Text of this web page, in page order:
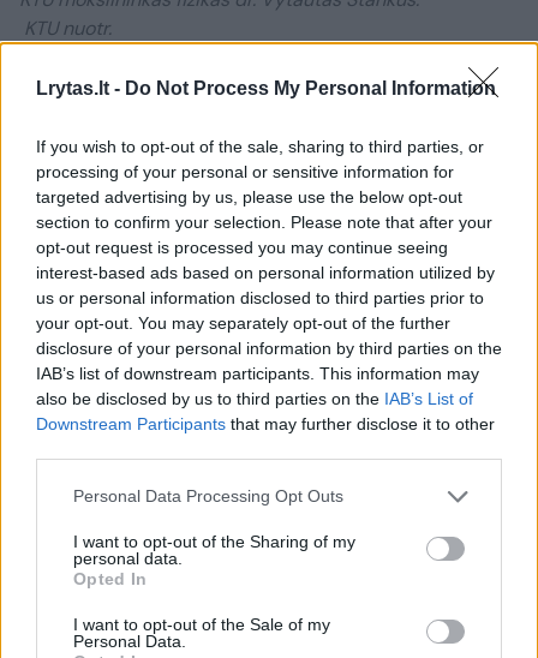
Lrytas.lt - Do Not Process My Personal Information
If you wish to opt-out of the sale, sharing to third parties, or
processing of your personal or sensitive information for
targeted advertising by us, please use the below opt-out
section to confirm your selection. Please note that after your
opt-out request is processed you may continue seeing
interest-based ads based on personal information utilized by
us or personal information disclosed to third parties prior to
your opt-out. You may separately opt-out of the further
disclosure of your personal information by third parties on the
IAB’s list of downstream participants. This information may
also be disclosed by us to third parties on the IAB’s List of
Downstream Participants that may further disclose it to other
Personal Data Processing Opt Outs
I want to opt-out of the Sharing of my
personal data.
Opted In
I want to opt-out of the Sale of my
Personal Data.
KTU nuotr.
Tad suprantame su kokiomis energijomis
reikėtų turėti reikalų, norint ją sukurti ir
valdyti. Nekontroliuojami tokie „žvaigždžių
vartai“ mūsų planetą sudraskytų iki kvarkų.
Todėl reikėtų sukonstruoti šydą, kuris
palaikytų natūralią erdvės dalį kirmgraužos
viduje.
Fizikai parodė, kad moka valdyti dideles
energijas – kaip, pavyzdžiui, branduolinę
galima ir subtiliai valdyti branduolines
reakcijas reaktoriuose.
Taip ir čia – reikėtų sukurti teoriją-